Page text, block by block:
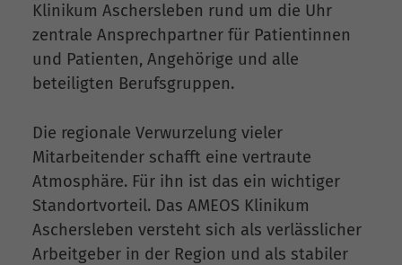
Klinikum Aschersleben rund um die Uhr
zentrale Ansprechpartner für Patientinnen
und Patienten, Angehörige und alle
beteiligten Berufsgruppen.
Die regionale Verwurzelung vieler
Mitarbeitender schafft eine vertraute
Atmosphäre. Für ihn ist das ein wichtiger
Standortvorteil. Das AMEOS Klinikum
Aschersleben versteht sich als verlässlicher
Arbeitgeber in der Region und als stabiler